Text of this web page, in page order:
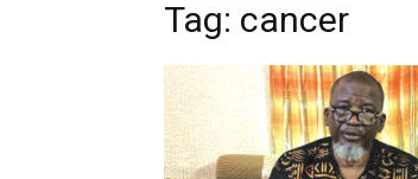
Tag: cancer